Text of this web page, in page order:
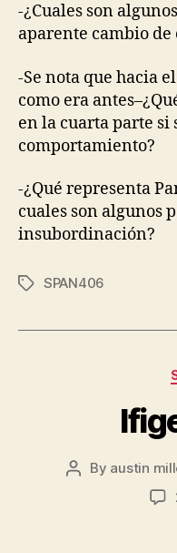
-¿Cuales son
aparente cambio de
-Se nota que hacia
como era
en la cuarta parte si
comportamiento?
-¿Qué representa
cuales son algunos
insubordinación?
TagsSPAN406
Post
By austin